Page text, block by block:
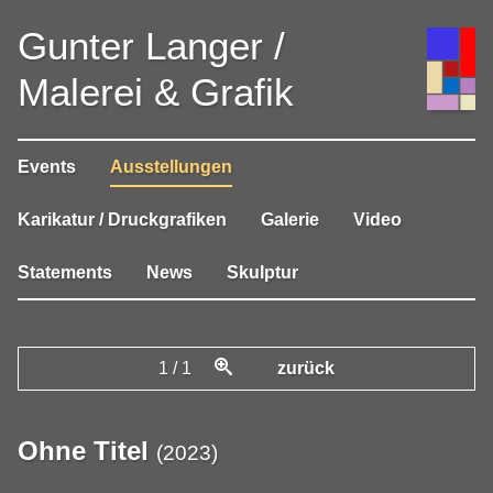
Gunter Langer /
Malerei & Grafik
Events Ausstellungen
Karikatur / Druckgrafiken Galerie Video
Statements News Skulptur
1 / 1 zurück
Ohne Titel (2023)